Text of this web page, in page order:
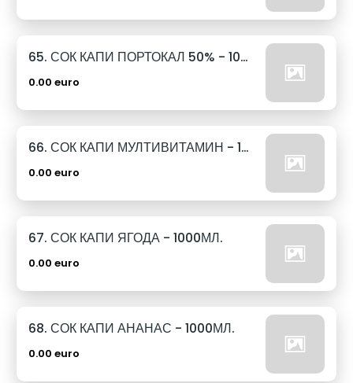
65. СОК КАПИ ПОРТОКАЛ 50% - 1000МЛ.
0.00 euro
66. СОК КАПИ МУЛТИВИТАМИН - 1000МЛ.
0.00 euro
67. СОК КАПИ ЯГОДА - 1000МЛ.
0.00 euro
68. СОК КАПИ АНАНАС - 1000МЛ.
0.00 euro